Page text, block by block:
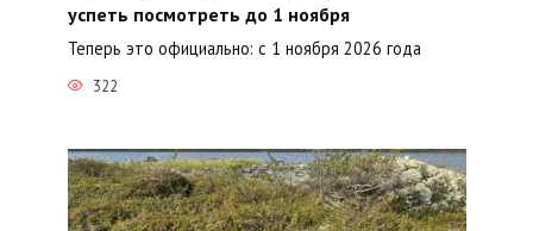
успеть посмотреть до 1 ноября
Теперь это официально: с 1 ноября 2026 года
322